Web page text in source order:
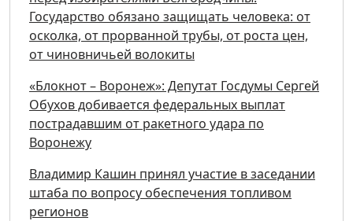
Государство обязано защищать человека: от
осколка, от прорванной трубы, от роста цен,
от чиновничьей волокиты
«Блокнот – Воронеж»: Депутат Госдумы Сергей
Обухов добивается федеральных выплат
пострадавшим от ракетного удара по
Воронежу
Владимир Кашин принял участие в заседании
штаба по вопросу обеспечения топливом
регионов